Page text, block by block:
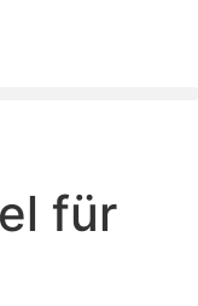
für